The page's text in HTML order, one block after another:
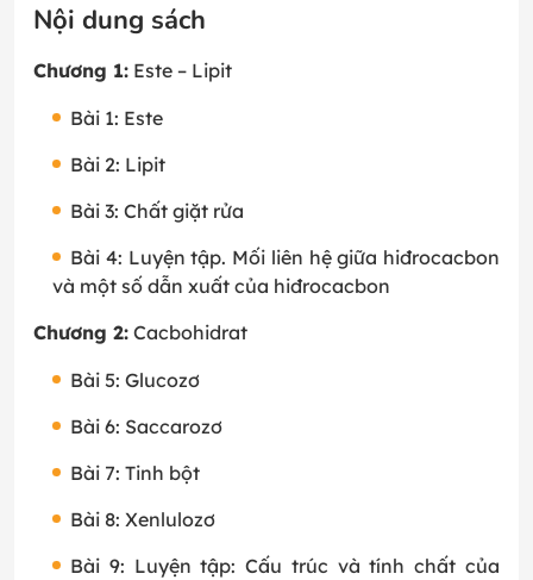
Nội dung sách
Chương 1: Este – Lipit
Bài 1: Este
Bài 2: Lipit
Bài 3: Chất giặt rửa
Bài 4: Luyện tập. Mối liên hệ giữa hiđrocacbon
và một số dẫn xuất của hiđrocacbon
Chương 2: Cacbohidrat
Bài 5: Glucozơ
Bài 6: Saccarozơ
Bài 7: Tinh bột
Bài 8: Xenlulozơ
Bài 9: Luyện tập: Cấu trúc và tính chất của